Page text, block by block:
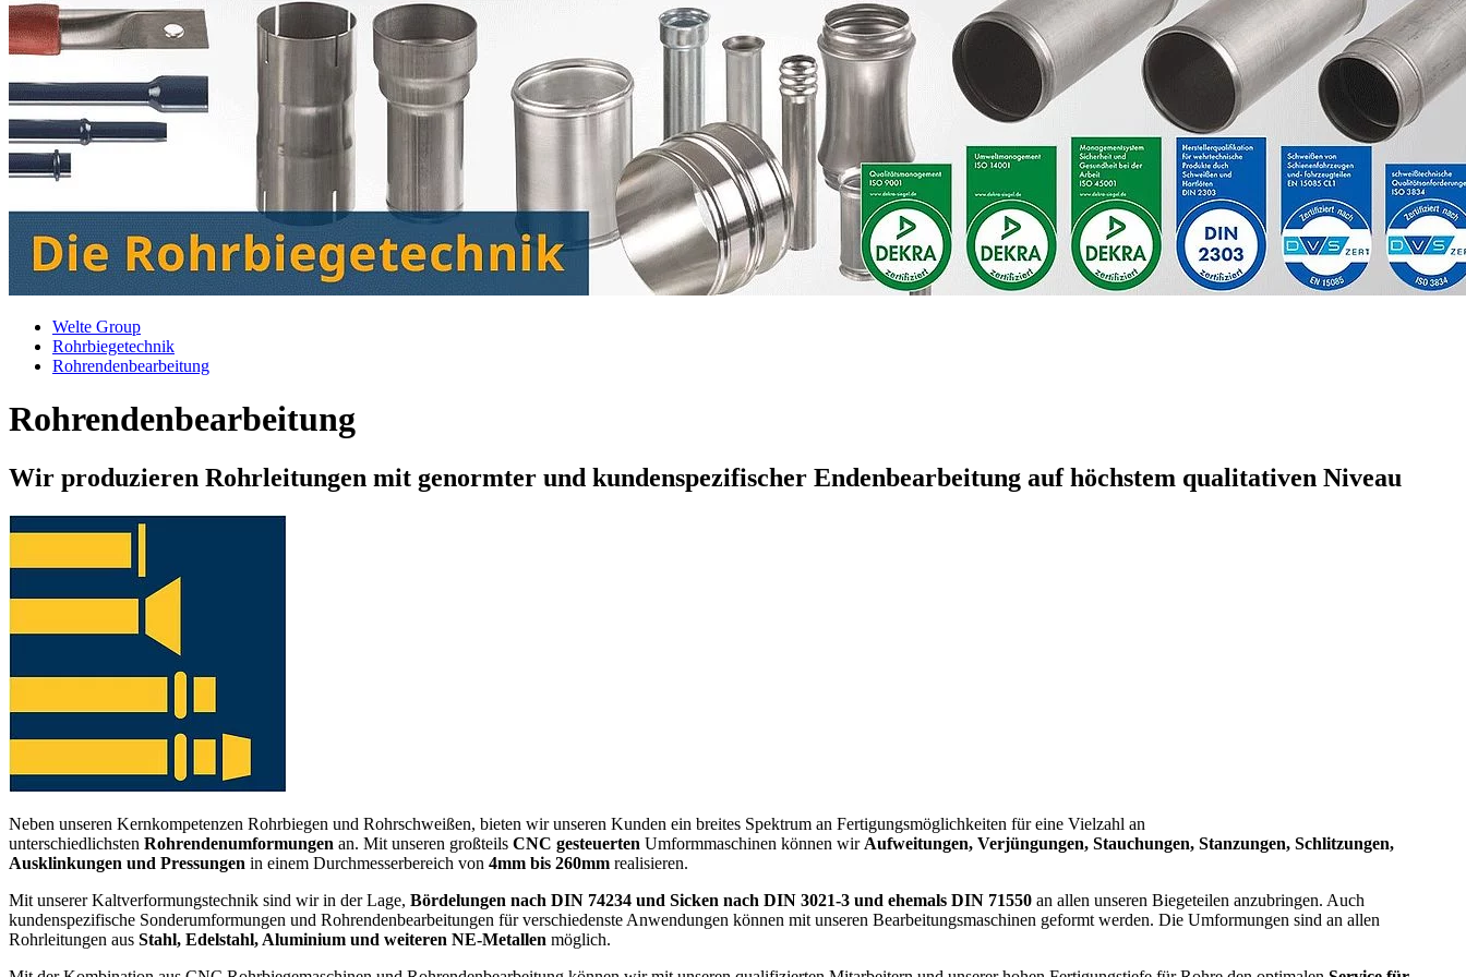
Welte Group
Rohrbiegetechnik
Rohrendenbearbeitung
Rohrendenbearbeitung
Wir produzieren Rohrleitungen mit genormter und kundenspezifischer Endenbearbeitung auf höchstem qualitativen Niveau
Neben unseren Kernkompetenzen Rohrbiegen und Rohrschweißen, bieten wir unseren Kunden ein breites Spektrum an Fertigungsmöglichkeiten für eine Vielzahl an
unterschiedlichsten Rohrendenumformungen an. Mit unseren großteils CNC gesteuerten Umformmaschinen können wir Aufweitungen, Verjüngungen, Stauchungen, Stanzungen, Schlitzungen,
Ausklinkungen und Pressungen in einem Durchmesserbereich von 4mm bis 260mm realisieren.
Mit unserer Kaltverformungstechnik sind wir in der Lage, Bördelungen nach DIN 74234 und Sicken nach DIN 3021-3 und ehemals DIN 71550 an allen unseren Biegeteilen anzubringen. Auch
kundenspezifische Sonderumformungen und Rohrendenbearbeitungen für verschiedenste Anwendungen können mit unseren Bearbeitungsmaschinen geformt werden. Die Umformungen sind an allen
Rohrleitungen aus Stahl, Edelstahl, Aluminium und weiteren NE-Metallen möglich.